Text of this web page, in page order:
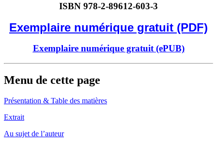
ISBN 978-2-89612-603-3
Exemplaire numérique gratuit (PDF)
Exemplaire numérique gratuit (ePUB)
Menu de cette page
Présentation & Table des matières
Extrait
Au sujet de l’auteur